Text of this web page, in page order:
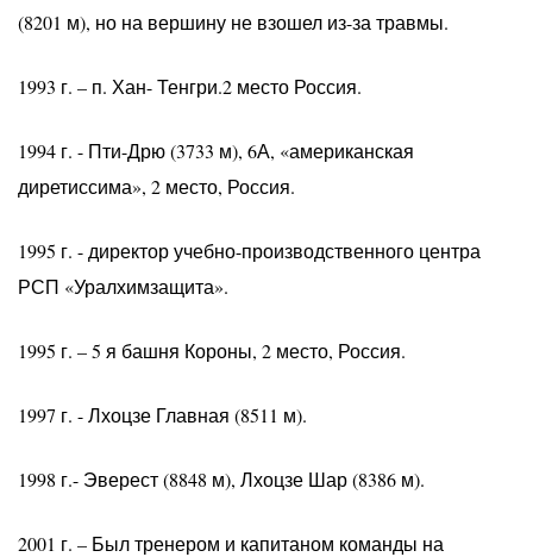
(8201 м), но на вершину не взошел из-за травмы.
1993 г. – п. Хан- Тенгри.2 место Россия.
1994 г. - Пти-Дрю (3733 м), 6А, «американская
диретиссима», 2 место, Россия.
1995 г. - директор учебно-производственного центра
РСП «Уралхимзащита».
1995 г. – 5 я башня Короны, 2 место, Россия.
1997 г. - Лхоцзе Главная (8511 м).
1998 г.- Эверест (8848 м), Лхоцзе Шар (8386 м).
2001 г. – Был тренером и капитаном команды на